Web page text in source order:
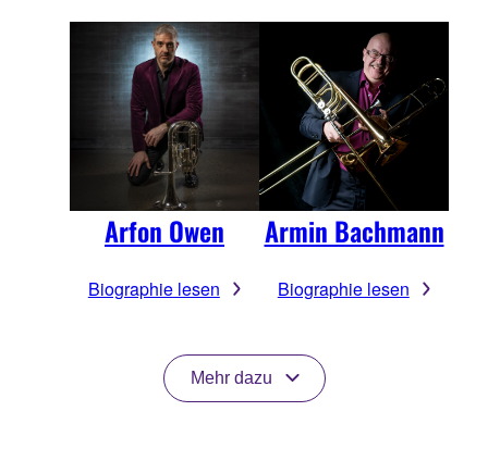
Arfon Owen
Biographie lesen
Armin Bachmann
Biographie lesen
Mehr dazu